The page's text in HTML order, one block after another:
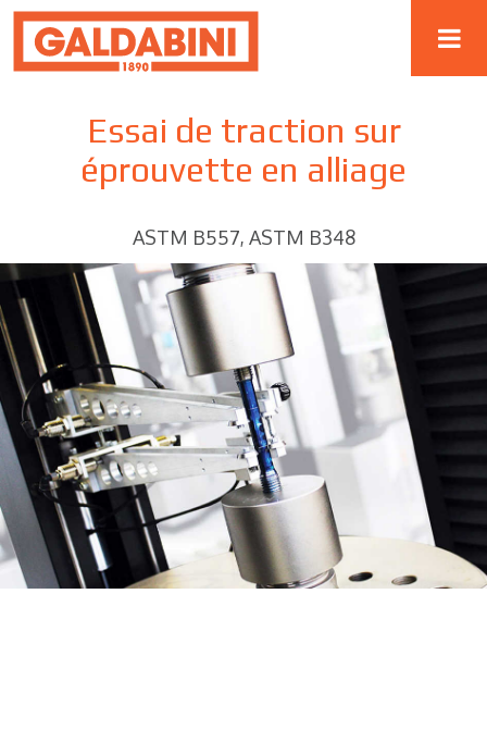
Essai de traction sur
éprouvette en alliage
ASTM B557, ASTM B348